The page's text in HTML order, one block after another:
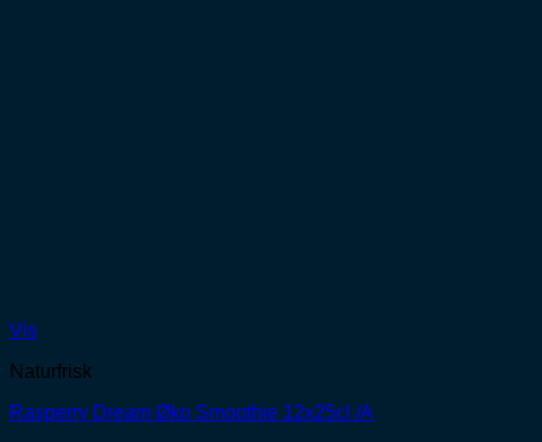
Vis
Naturfrisk
Rasperry Dream Øko Smoothie 12x25cl /A